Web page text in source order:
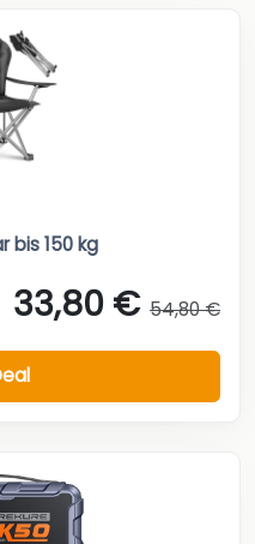
bis 150 kg
33,80 € 54,80 €